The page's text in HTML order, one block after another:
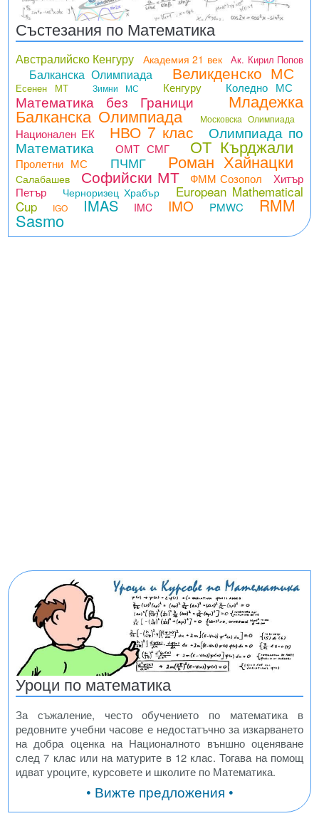
Състезания по Математика
Австралийско Кенгуру Академия 21 век Ак. Кирил Попов
Балканска Олимпиада Великденско МС
Есенен МТ Зимни МС Кенгуру Коледно МС
Математика без Граници Младежка
Балканска Олимпиада Московска Олимпиада
Национален ЕК НВО 7 клас Олимпиада по
Математика ОМТ СМГ ОТ Кърджали
Пролетни МС ПЧМГ Роман Хайнацки
Салабашев Софийски МТ ФММ Созопол
Хитър
Петър
Черноризец Храбър
European Mathematical
Cup
IGO IMAS IMC IMO PMWC RMM
Sasmo
Уроци по математика
За съжаление, често обучението по математика в
редовните учебни часове е недостатъчно за изкарването
на добра оценка на Националното външно оценяване
след 7 клас или на матурите в 12 клас. Тогава на помощ
идват уроците, курсовете и школите по Математика.
• Вижте предложения •